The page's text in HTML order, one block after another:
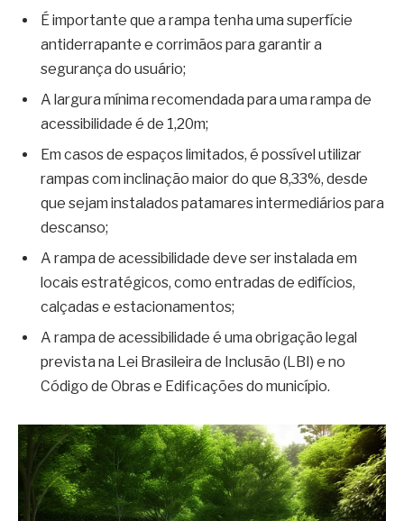
É importante que a rampa tenha uma superfície
antiderrapante e corrimãos para garantir a
segurança do usuário;
A largura mínima recomendada para uma rampa de
acessibilidade é de 1,20m;
Em casos de espaços limitados, é possível utilizar
rampas com inclinação maior do que 8,33%, desde
que sejam instalados patamares intermediários para
descanso;
A rampa de acessibilidade deve ser instalada em
locais estratégicos, como entradas de edifícios,
calçadas e estacionamentos;
A rampa de acessibilidade é uma obrigação legal
prevista na Lei Brasileira de Inclusão (LBI) e no
Código de Obras e Edificações do município.